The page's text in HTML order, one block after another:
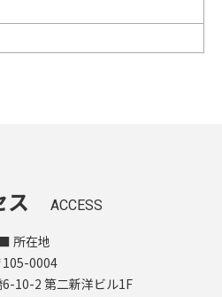
ス ACCESS
■ 所在地
105-0004
10-2 第二新洋ビル1F